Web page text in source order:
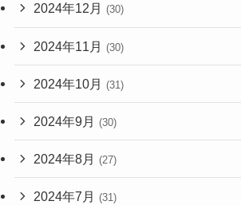
2024年12月 (30)
2024年11月 (30)
2024年10月 (31)
2024年9月 (30)
2024年8月 (27)
2024年7月 (31)